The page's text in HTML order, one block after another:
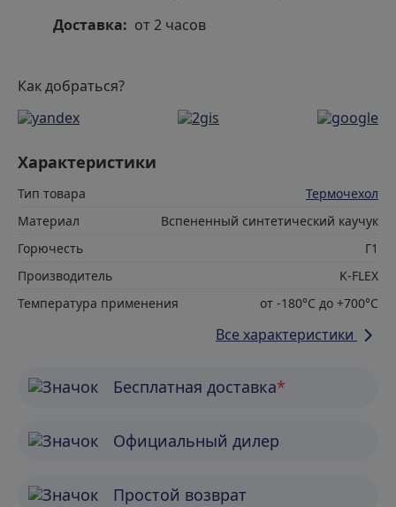
Доставка: от 2 часов
Как добраться?
Характеристики
Тип товара
Термочехол
Материал
Вспененный синтетический каучук
Горючесть
Г1
Производитель
K-FLEX
Температура применения
от -180°С до +700°С
Все характеристики
Бесплатная доставка*
Официальный дилер
Простой возврат